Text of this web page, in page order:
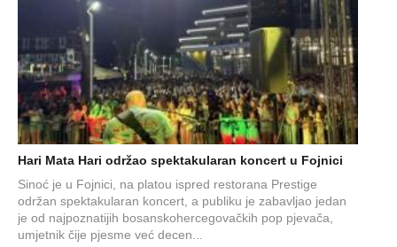
Hari Mata Hari održao spektakularan koncert u Fojnici
Sinoć je u Fojnici, na platou ispred restorana Prestige
održan spektakularan koncert, a publiku je zabavljao jedan
je od najpoznatijih bosanskohercegovačkih pop pjevača,
umjetnik čije pjesme već decen...